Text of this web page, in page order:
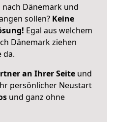
Dänemark und
sollen? Keine
Egal aus welchem
Dänemark ziehen
da.
an Ihrer Seite und
persönlicher Neustart
und ganz ohne